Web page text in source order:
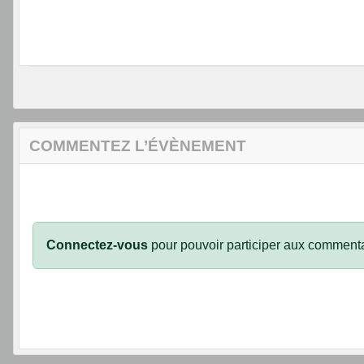
COMMENTEZ L’ÉVÈNEMENT
Connectez-vous pour pouvoir participer aux